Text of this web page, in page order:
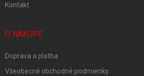
Kontakt
O NÁKUPE
Doprava a platba
Všeobecné obchodné podmienky